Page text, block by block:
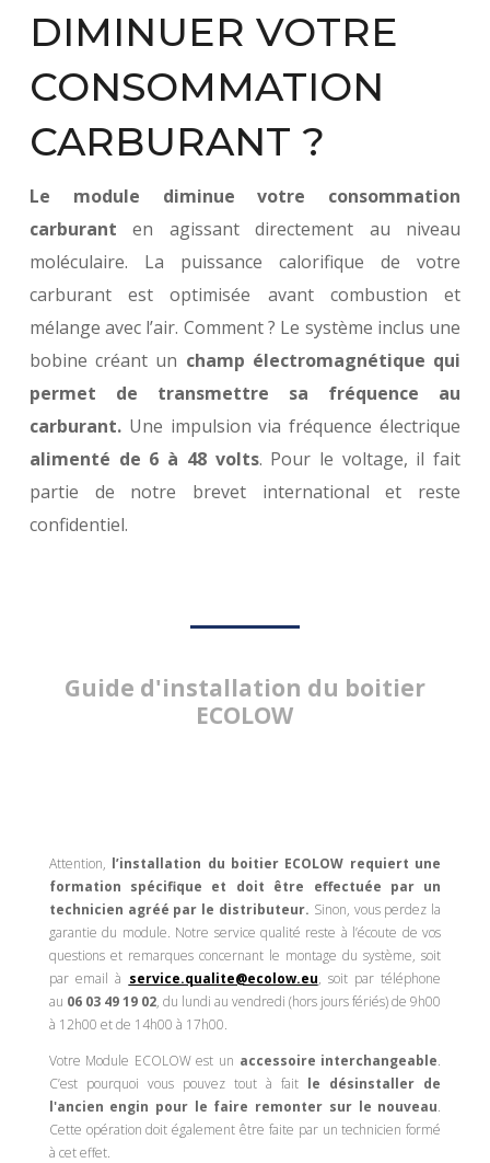
DIMINUER VOTRE
CONSOMMATION
CARBURANT ?
Le module diminue votre consommation
carburanten agissant directement au niveau
moléculaire. La puissance calorifique de votre
carburant est optimisée avant combustion et
mélange avec l’air. Comment ? Le système inclus une
bobine créant un champ électromagnétique qui
permet de transmettre sa fréquence au
carburant.Une impulsion via fréquence électrique
alimenté de 6 à 48 volts. Pour le voltage, il fait
partie de notre brevet international et reste
confidentiel.
Guide d'installation du boitier
ECOLOW
Attention, l’installation du boitier ECOLOW requiert une
formation spécifique et doit être effectuée par un
technicien agréé par le distributeur. Sinon, vous perdez la
garantie du module. Notre service qualité reste à l’écoute de vos
questions et remarques concernant le montage du système, soit
par email à service.qualite@ecolow.eu, soit par téléphone
au 06 03 49 19 02, du lundi au vendredi (hors jours fériés) de 9h00
à 12h00 et de 14h00 à 17h00.
Votre Module ECOLOW est un accessoire interchangeable.
C’est pourquoi vous pouvez tout à fait le désinstaller de
l'ancien engin pour le faire remonter sur le nouveau.
Cette opération doit également être faite par un technicien formé
à cet effet.